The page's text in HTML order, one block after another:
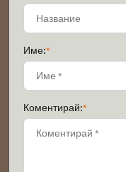
Име:*
Коментирай:*